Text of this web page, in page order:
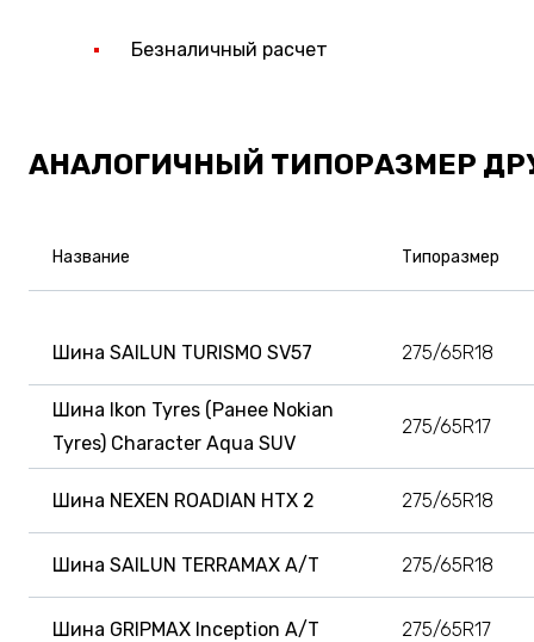
Безналичный расчет
АНАЛОГИЧНЫЙ ТИПОРАЗМЕР
Название Типоразмер
Шина SAILUN TURISMO SV57 275/65R18
Шина Ikon Tyres (Ранее Nokian
Tyres) Character Aqua SUV
275/65R17
Шина NEXEN ROADIAN HTX 2 275/65R18
Шина SAILUN TERRAMAX A/T 275/65R18
Шина GRIPMAX Inception A/T 275/65R17